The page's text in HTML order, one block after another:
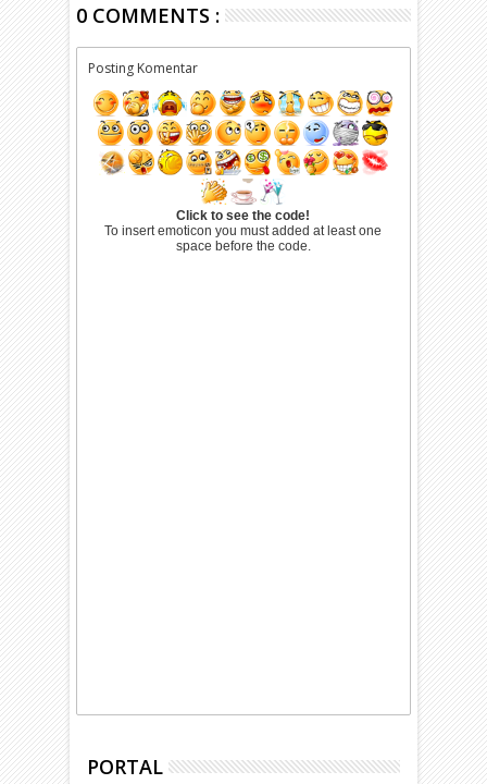
0 COMMENTS :
Posting Komentar
Click to see the code!
To insert emoticon you must added at least one
space before the code.
PORTAL